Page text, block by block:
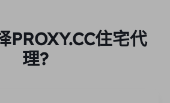
PROXY.CC住宅代
理?